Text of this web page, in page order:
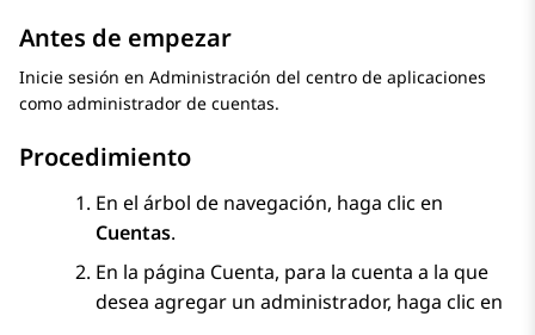
Antes de empezar
Inicie sesión en Administración del centro de aplicaciones
como administrador de cuentas.
Procedimiento
En el árbol de navegación, haga clic en
Cuentas.
En la página Cuenta, para la cuenta a la que
desea agregar un administrador, haga clic en